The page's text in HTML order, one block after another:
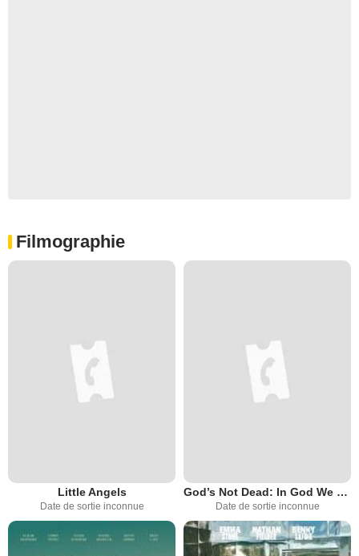
Filmographie
Little Angels
Date de sortie inconnue
God’s Not Dead: In God We Trust
Date de sortie inconnue